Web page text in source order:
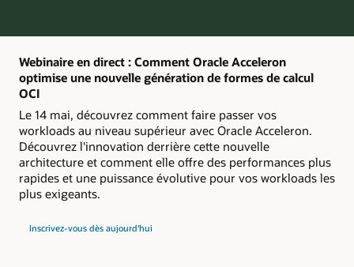
Webinaire en direct : Comment Oracle Acceleron
optimise une nouvelle génération de formes de calcul
OCI
Le 14 mai, découvrez comment faire passer vos
workloads au niveau supérieur avec Oracle Acceleron.
Découvrez l'innovation derrière cette nouvelle
architecture et comment elle offre des performances plus
rapides et une puissance évolutive pour vos workloads les
plus exigeants.
Inscrivez-vous dès aujourd'hui
propos